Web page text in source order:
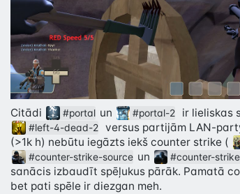
Citādi #portal un #portal-2
ir
#left-4-dead-2
versus partijām LAN-
(>1k h) nebūtu iegāzts iekš counter strike (
#counter-strike-source un #counter-
sanācis izbaudīt spēļukus pārāk. Pamatā
bet pati spēle ir diezgan meh.